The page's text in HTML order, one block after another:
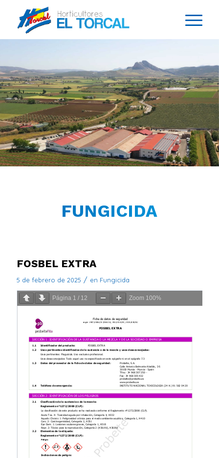
FUNGICIDA
FOSBEL EXTRA
5 de febrero de 2025 / en Fungicida
Página 1 / 12 Zoom 100%